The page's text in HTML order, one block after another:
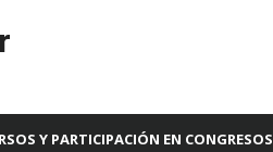
Y PARTICIPACIÓN EN CONGRESOS